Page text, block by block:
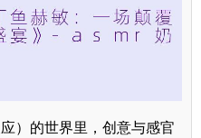
）的世界里，创意与感官